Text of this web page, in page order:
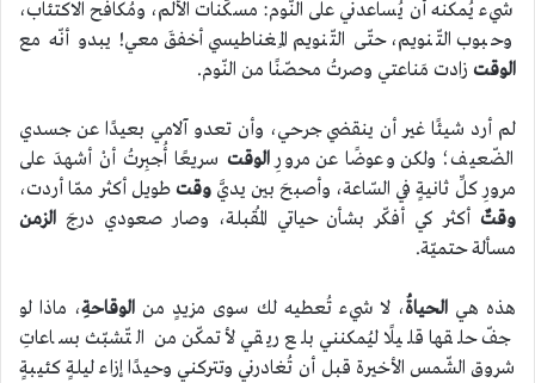
شيء يُمكنه أن يُساعدني على النّوم: مسكّنات الألم، ومُكافح الاكتئاب،
وحبوب التّنويم، حتّى التّنويم المِغناطيسي أخفقَ معي! يبدو أنّه مع
الوقت زادت مَناعتي وصرتُ محصّنًا من النّوم.
لم أرد شيئًا غير أن ينقضي جرحي، وأن تعدو آلامي بعيدًا عن جسدي
الضّعيف؛ ولكن وعوضًا عن مرورِالوقت سريعًا أُجبِرتُ أنْ أشهدَ على
مرورِ كلِّ ثانيةٍ في السّاعة، وأصبحَ بين يديَّ وقت طويل أكثر ممّا أردت،
وقتٌ أكثر كي أفكّر بشأن حياتي المُقبلة، وصار صعودي درجَ الزمن
مسألة حتميّة.
هذه هيالحياةُ، لا شيء تُعطيه لك سوى مزيدٍ من الوقاحةِ، ماذا لو
جفّ حلقها قليلًا ليُمكنني بلع ريقي لأتمكّن من التّشبّث بساعاتِ
شروق الشّمس الأخيرة قبل أن تُغادرني وتتركني وحيدًا إزاء ليلةٍ كئيبةٍ